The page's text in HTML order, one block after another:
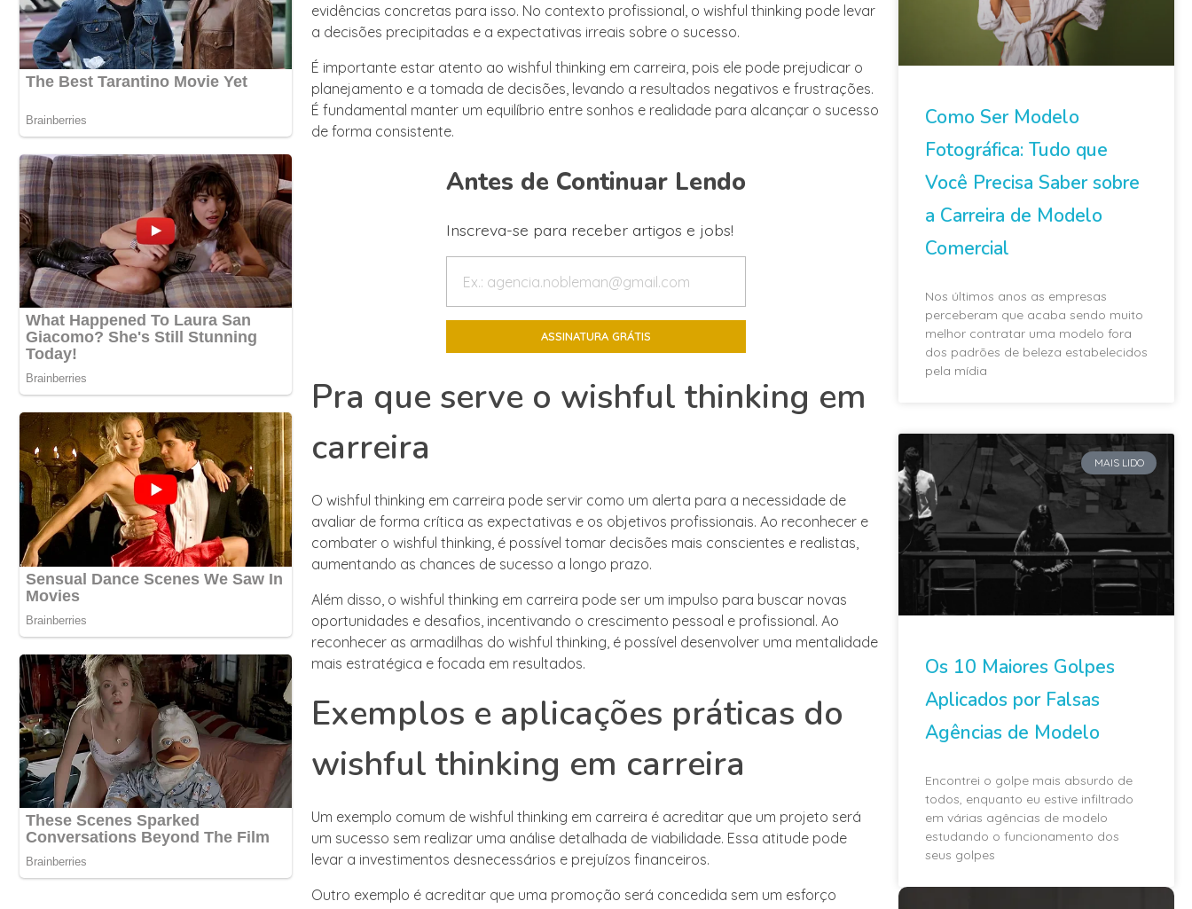
evidências concretas para isso. No contexto profissional, o wishful thinking pode levar
a decisões precipitadas e a expectativas irreais sobre o sucesso.
É importante estar atento ao wishful thinking em carreira, pois ele pode prejudicar o
planejamento e a tomada de decisões, levando a resultados negativos e frustrações.
É fundamental manter um equilíbrio entre sonhos e realidade para alcançar o sucesso
de forma consistente.
Antes de Continuar Lendo
Inscreva-se para receber artigos e jobs!
Pra que serve o wishful thinking em
carreira
O wishful thinking em carreira pode servir como um alerta para a necessidade de
avaliar de forma crítica as expectativas e os objetivos profissionais. Ao reconhecer e
combater o wishful thinking, é possível tomar decisões mais conscientes e realistas,
aumentando as chances de sucesso a longo prazo.
Além disso, o wishful thinking em carreira pode ser um impulso para buscar novas
oportunidades e desafios, incentivando o crescimento pessoal e profissional. Ao
reconhecer as armadilhas do wishful thinking, é possível desenvolver uma mentalidade
mais estratégica e focada em resultados.
Exemplos e aplicações práticas do
wishful thinking em carreira
Um exemplo comum de wishful thinking em carreira é acreditar que um projeto será
um sucesso sem realizar uma análise detalhada de viabilidade. Essa atitude pode
levar a investimentos desnecessários e prejuízos financeiros.
Outro exemplo é acreditar que uma promoção será concedida sem um esforço
Como Ser Modelo
Fotográfica: Tudo que
Você Precisa Saber sobre
a Carreira de Modelo
Comercial
Nos últimos anos as empresas
perceberam que acaba sendo muito
melhor contratar uma modelo fora
dos padrões de beleza estabelecidos
pela mídia
MAIS LIDO
Os 10 Maiores Golpes
Aplicados por Falsas
Agências de Modelo
Encontrei o golpe mais absurdo de
todos, enquanto eu estive infiltrado
em várias agências de modelo
estudando o funcionamento dos
seus golpes